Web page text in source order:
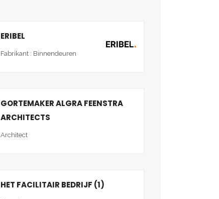
ERIBEL
Fabrikant : Binnendeuren
GORTEMAKER ALGRA FEENSTRA
ARCHITECTS
Architect
HET FACILITAIR BEDRIJF (1)